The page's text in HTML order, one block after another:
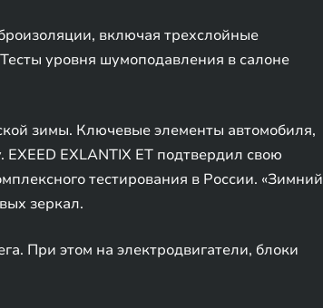
включая трехслойные
уровня шумоподавления в салоне
зимы. Ключевые элементы автомобиля,
EXLANTIX ET подтвердил свою
тестирования в России. «Зимний
зеркал.
При этом на электродвигатели, блоки